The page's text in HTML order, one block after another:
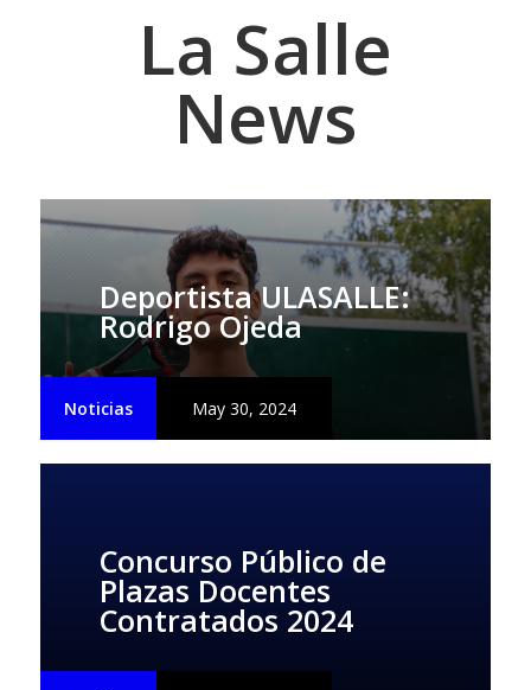
La Salle
News
Deportista ULASALLE:
Rodrigo Ojeda
Noticias May 30, 2024
Concurso Público de
Plazas Docentes
Contratados 2024